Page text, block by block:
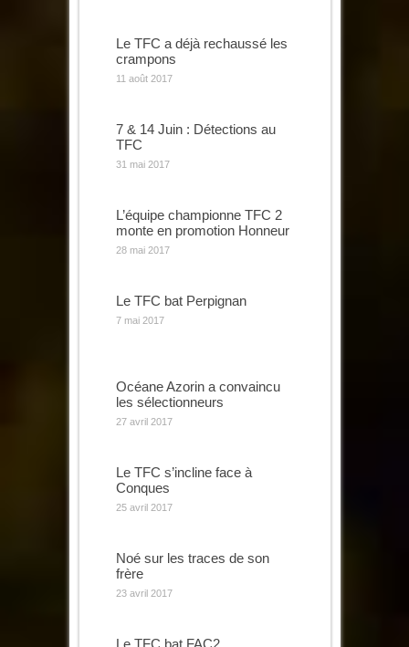
Le TFC a déjà rechaussé les
crampons
11 août 2017
7 & 14 Juin : Détections au
TFC
31 mai 2017
L’équipe championne TFC 2
monte en promotion Honneur
28 mai 2017
Le TFC bat Perpignan
7 mai 2017
Océane Azorin a convaincu
les sélectionneurs
27 avril 2017
Le TFC s’incline face à
Conques
25 avril 2017
Noé sur les traces de son
frère
23 avril 2017